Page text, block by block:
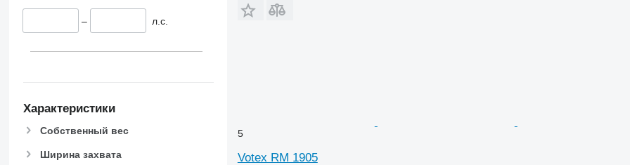
– л.с.
Характеристики
Собственный вес
Ширина захвата
5
Votex RM 1905